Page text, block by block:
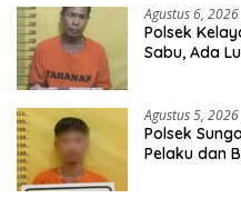
Agustus 6, 2026
Polsek
Sabu, Ada
Agustus 5, 2026
Polsek
Pelaku dan